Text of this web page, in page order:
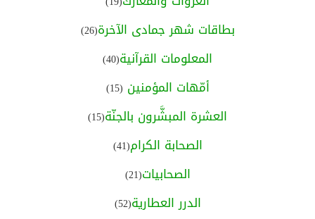
بطاقات شهر جمادى الآخرة(26)
المعلومات القرآنية(40)
أمّهات المؤمنين (15)
العشرة المبشَّرون بالجنّة(15)
الصحابة الكرام(41)
الصحابيات(21)
الدرر العطارية(52)